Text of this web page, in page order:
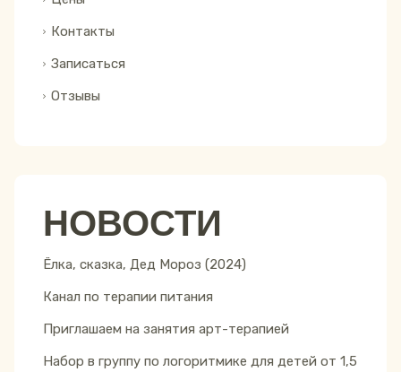
Контакты
Записаться
Отзывы
НОВОСТИ
Ёлка, сказка, Дед Мороз (2024)
Канал по терапии питания
Приглашаем на занятия арт-терапией
Набор в группу по логоритмике для детей от 1,5